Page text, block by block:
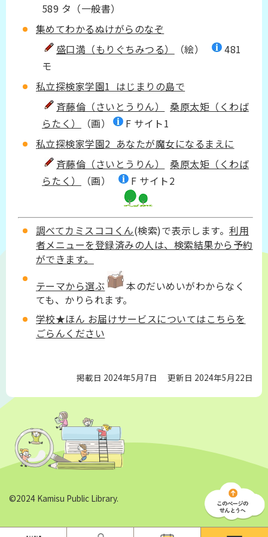
589 タ（一般書）
集めてわかるぬけがらのなぞ
盛口満（もりぐちみつる）
（絵）
481
モ​
​私立探検家学園1 はじまりの島で
斉藤倫（さいとうりん）
桑原太矩（くわば
らたく）
（画）
F サイト1
​私立探検家学園2 あなたが魔女になるまえに
斉藤倫（さいとうりん）
桑原太矩（くわば
らたく）
（画） F サイト2
調べてカミスココくん(検索)で表示します。利用
者メニューを登録済みの人は、検索結果から予約
ができます。
テーマから選ぶ
本のだいめいがわからなく
ても、かりられます。
学校★ほん お届けサービスについてはこちらを
ごらんください
掲載日 2024年5月7日 更新日 2024年5月22日
©2024 Kamisu Public Library.